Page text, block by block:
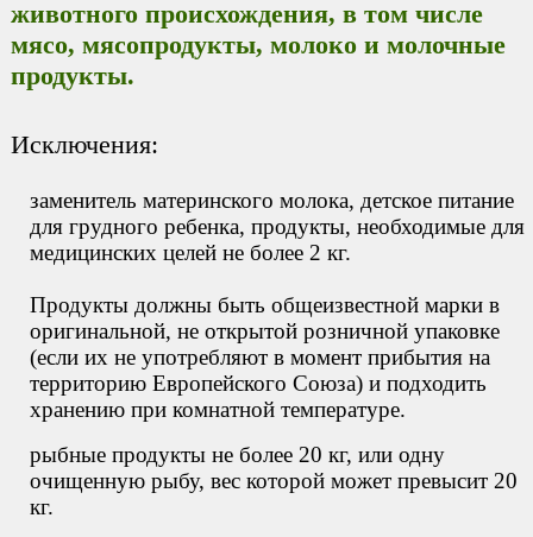
животного происхождения, в том числе
мясо, мясопродукты, молоко и молочные
продукты.
Исключения:
заменитель материнского молока, детское питание
для грудного ребенка, продукты, необходимые для
медицинских целей не более 2 кг.
Продукты должны быть общеизвестной марки в
оригинальной, не открытой розничной упаковке
(если их не употребляют в момент прибытия на
территорию Европейского Союза) и подходить
хранению при комнатной температуре.
рыбные продукты не более 20 кг, или одну
очищенную рыбу, вес которой может превысит 20
кг.